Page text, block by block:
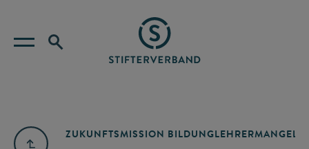
ZUKUNFTSMISSION BILDUNGLEHRERMANGEL